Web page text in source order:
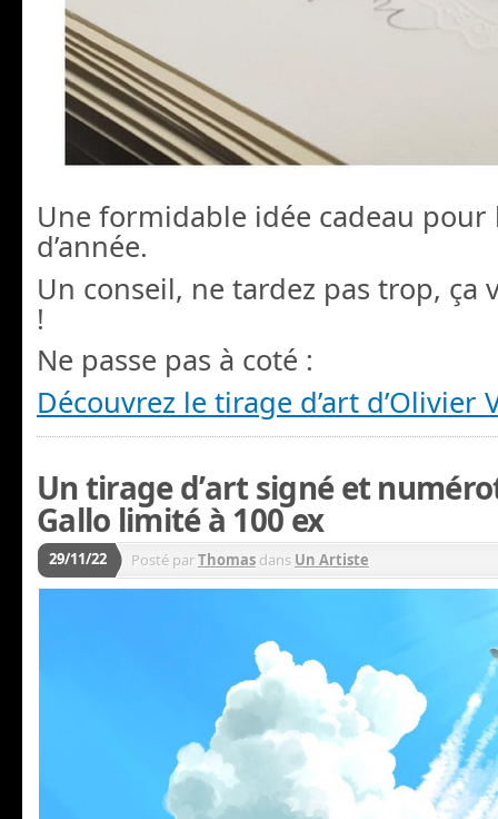
Une formidable idée cadeau pour
d’année.
Un conseil, ne tardez pas trop, ça
!
Ne passe pas à coté :
Découvrez le tirage d’art d’Olivier
Un tirage d’art signé et
Gallo limité à 100 ex
29/11/22 Posté parThomas dans Un Artiste